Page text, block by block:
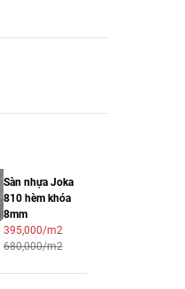
Sàn nhựa Joka
810 hèm khóa
8mm
395,000/m2
680,000/m2